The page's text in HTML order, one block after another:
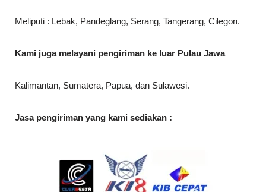
Meliputi : Lebak, Pandeglang, Serang, Tangerang, Cilegon.
Kami juga melayani pengiriman ke luar Pulau Jawa
Kalimantan, Sumatera, Papua, dan Sulawesi.
Jasa pengiriman yang kami sediakan :